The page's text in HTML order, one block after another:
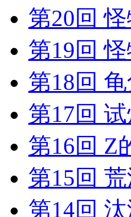
第20回
第19回
第18回
第17回 试
第16回 Z
第15回
第14回